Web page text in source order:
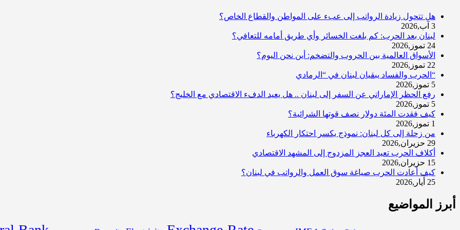
هل تتحول زيادة الرواتب إلى عبء على المواطن والقطاع الخاص؟
3 آب,2026
لبنان بعد الحرب: كم بلغت الخسائر وأي طريق أمامه للتعافي؟
24 تموز,2026
الأسواق العالمية بين الحروب والتضخم: أين نحن اليوم؟
22 تموز,2026
“الحرب والفساد يبقيان لبنان في “الرمادي
5 تموز,2026
رفع الحظر الإماراتي عن السفر إلى لبنان .. هل يعيد الدفء الاقتصادي مع الخليج؟
5 تموز,2026
كيف فقدت المئة دولار نصف قوتها الشرائية؟
1 تموز,2026
من زحلة إلى كل لبنان: نموذج يكسر احتكار الكهرباء
29 حزيران,2026
أكلاف الحرب تعيد العجز المزدوج إلى المشهد الاقتصادي
15 حزيران,2026
كيف أعادت الحرب صياغة سوق العمل والرواتب في لبنان؟
25 أيار,2026
أبرز المواضيع